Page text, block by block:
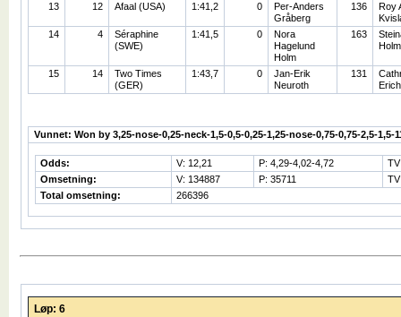
13 12 Afaal (USA) 1:41,2 0
Per-Anders
Gråberg
136
Roy
14
4
Séraphine
(SWE)
1:41,5 0
Nora
Hagelund
Holm
163
Holm
15 14
Two Times
(GER)
1:43,7 0
Jan-Erik
Neuroth
131
Vunnet: Won by 3,25-nose-0,25-neck-1,5-0,5-0,25-1,25-nose-0,75-0,75-2,5-1,5-
Odds: V: 12,21 P: 4,29-4,02-4,72
Omsetning:
V: 134887 P: 35711
Total omsetning:
266396
Løp: 6